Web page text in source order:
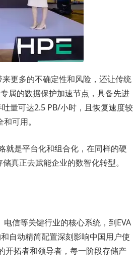
更多的不确定性和风险，还让传统
属的数据保护加速节点，具备先进
量可达2.5 PB/小时，且恢复速度较
可用。
就是平台化和组合化，在同样的硬
真正去赋能企业的数智化转型。
信等关键行业的核心系统，到EVA
自动精简配置深刻影响中国用户使
开拓者和领导者，每一阶段存储产